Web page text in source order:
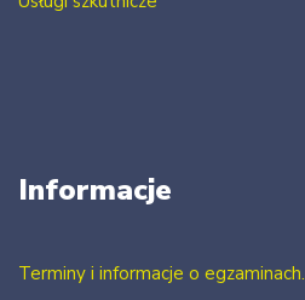
Informacje
Terminy i informacje o egzaminach.